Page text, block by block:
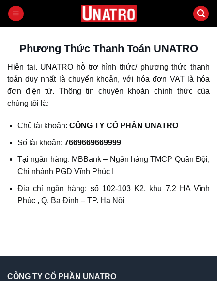
qua
Phương Thức Thanh Toán UNATRO
Hiện tại, UNATRO hỗ trợ hình thức/ phương thức thanh
toán duy nhất là chuyển khoản, với hóa đơn VAT là hóa
đơn điện tử. Thông tin chuyển khoản chính thức của
chúng tôi là:
Chủ tài khoản: CÔNG TY CỔ PHẦN UNATRO
Số tài khoản: 7669669669999
Tại ngân hàng: MBBank – Ngân hàng TMCP Quân Đội,
Chi nhánh PGD Vĩnh Phúc I
Địa chỉ ngân hàng: số 102-103 K2, khu 7.2 HA Vĩnh
Phúc , Q. Ba Đình – TP. Hà Nội
CÔNG TY CỔ PHẦN UNATRO